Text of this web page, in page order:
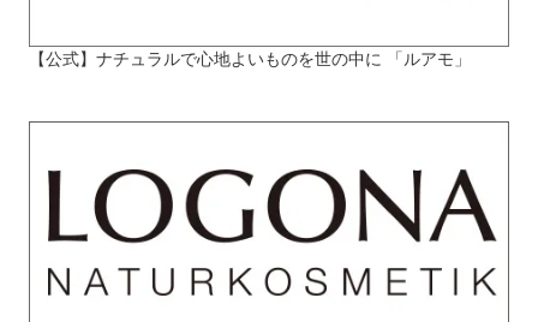
【公式】ナチュラルで心地よいものを世の中に 「ルアモ」